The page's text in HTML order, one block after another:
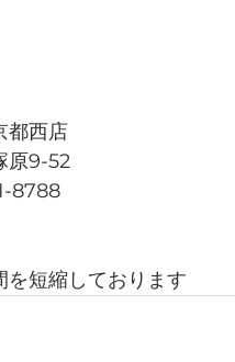
都西店
原9-52
8788
短縮しております